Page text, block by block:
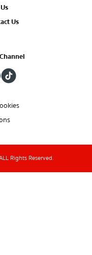
Us
Rights Reserved.